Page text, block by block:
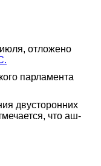
отложено
парламента
двусторонних
что аш-